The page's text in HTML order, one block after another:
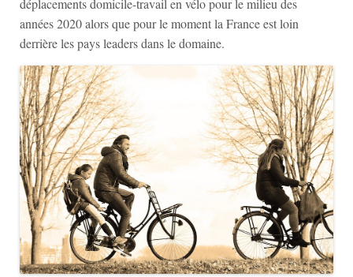
déplacements domicile-travail en vélo pour le milieu des
années 2020 alors que pour le moment la France est loin
derrière les pays leaders dans le domaine.